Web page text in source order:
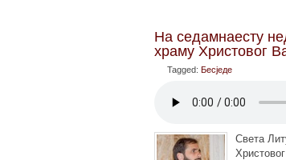
На седамнаесту
храму Христовог
Tagged: Бесједе
Света